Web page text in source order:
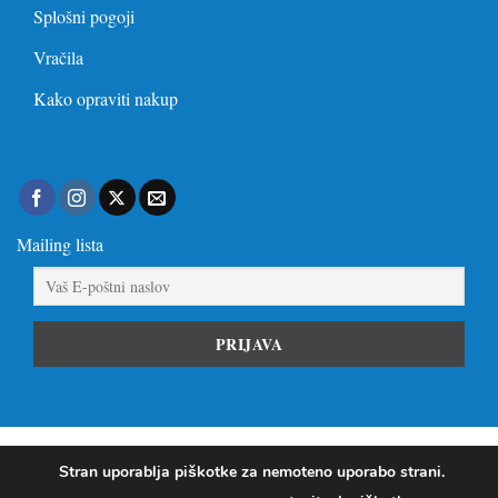
Splošni pogoji
Vračila
Kako opraviti nakup
Mailing lista
Visa PayPal Stripe MasterCardVisa
Stran uporablja piškotke za nemoteno uporabo strani.